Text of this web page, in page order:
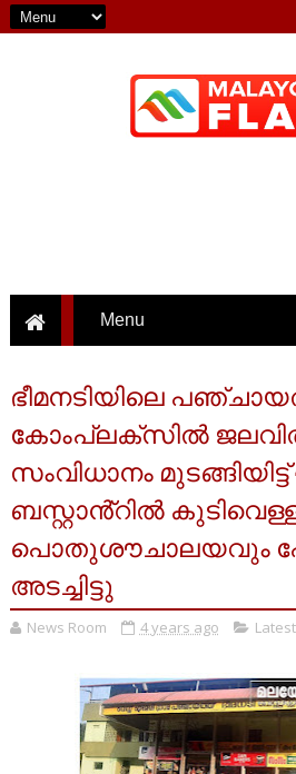
ഭീമനടിയിലെ
കോംപ്ലക്സിൽ
സംവിധാനം
ബസ്റ്റാൻ്റിൽ
പൊതുശൗചാലയവും
അടച്ചിട്ടു
News Room 4 years ago